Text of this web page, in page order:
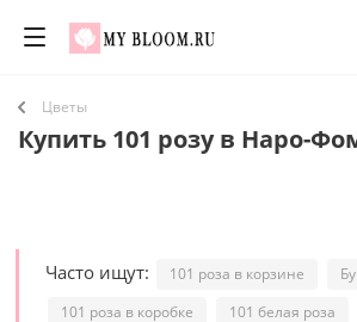
Цветы
Купить 101 розу в Наро-
Часто ищут: 101 роза в корзине
101 роза в коробке
101 белая роза